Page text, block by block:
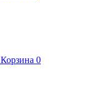
Корзина 0